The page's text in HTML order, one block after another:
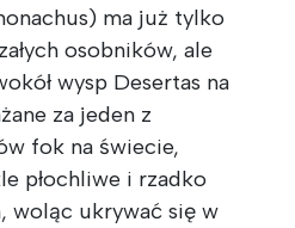
ma już tylko
osobników, ale
wysp Desertas na
za jeden z
fok na świecie,
płochliwe i rzadko
woląc ukrywać się w